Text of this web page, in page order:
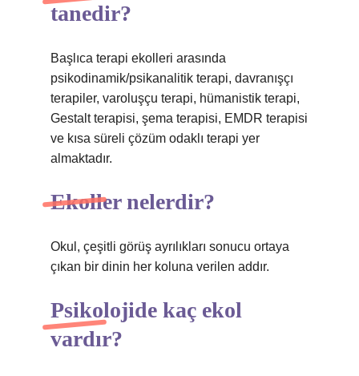
tanedir?
Başlıca terapi ekolleri arasında
psikodinamik/psikanalitik terapi, davranışçı
terapiler, varoluşçu terapi, hümanistik terapi,
Gestalt terapisi, şema terapisi, EMDR terapisi
ve kısa süreli çözüm odaklı terapi yer
almaktadır.
Ekoller nelerdir?
Okul, çeşitli görüş ayrılıkları sonucu ortaya
çıkan bir dinin her koluna verilen addır.
Psikolojide kaç ekol
vardır?